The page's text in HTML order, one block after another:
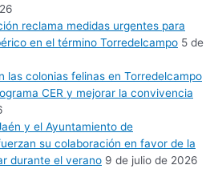
reclama medidas urgentes para
en el término Torredelcampo 5 de
las colonias felinas en Torredelcampo
CER y mejorar la convivencia
y el Ayuntamiento de
su colaboración en favor de la
durante el verano 9 de julio de 2026